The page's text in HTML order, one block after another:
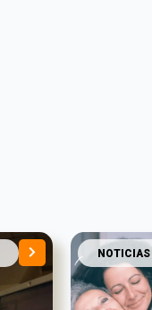
NOTICIAS